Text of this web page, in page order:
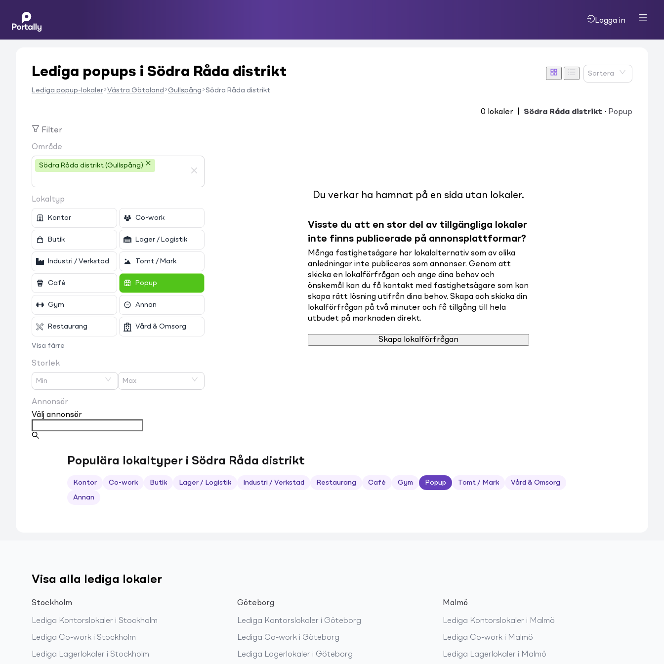
Logga in
Lediga popups i Södra Råda distrikt
Lediga popup-lokaler Västra Götaland Gullspång Södra Råda distrikt
Sortera
0 lokaler Södra Råda distrikt · Popup
Filter
Område
Södra Råda distrikt (Gullspång)
Lokaltyp
Kontor Co-work
Butik Lager / Logistik
Industri / Verkstad Tomt / Mark
Café Popup
Gym Annan
Restaurang Vård & Omsorg
Visa färre
Storlek
Min Max
Annonsör
Välj annonsör
Du verkar ha hamnat på en sida utan lokaler.
Visste du att en stor del av tillgängliga lokaler
inte finns publicerade på annonsplattformar?
Många fastighetsägare har lokalalternativ som av olika
anledningar inte publiceras som annonser. Genom att
skicka en lokalförfrågan och ange dina behov och
önskemål kan du få kontakt med fastighetsägare som kan
skapa rätt lösning utifrån dina behov. Skapa och skicka din
lokalförfrågan på två minuter och få tillgång till hela
utbudet på marknaden direkt.
Skapa lokalförfrågan
Populära lokaltyper i Södra Råda distrikt
Kontor Co-work Butik Lager / Logistik Industri / Verkstad Restaurang Café Gym Popup Tomt / Mark Vård & Omsorg
Annan
Visa alla lediga lokaler
Stockholm
Lediga Kontorslokaler i Stockholm
Lediga Co-work i Stockholm
Lediga Lagerlokaler i Stockholm
Göteborg
Lediga Kontorslokaler i Göteborg
Lediga Co-work i Göteborg
Lediga Lagerlokaler i Göteborg
Malmö
Lediga Kontorslokaler i Malmö
Lediga Co-work i Malmö
Lediga Lagerlokaler i Malmö